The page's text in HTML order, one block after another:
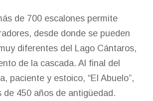
de 700 escalones permite
desde donde se pueden
diferentes del Lago Cántaros,
de la cascada. Al final del
paciente y estoico, “El Abuelo”,
de 450 años de antigüedad.